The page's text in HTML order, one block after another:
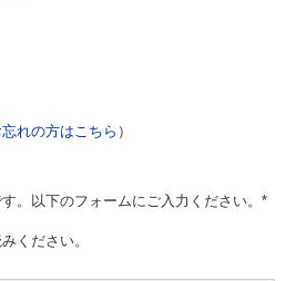
れの方はこちら ）
。以下のフォームにご入力ください。*
ください。